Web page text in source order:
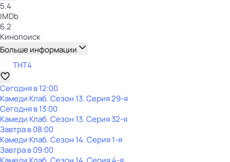
5.4
IMDb
6.2
Кинопоиск
Больше информации
ТНТ4
Сегодня в 12:00
Камеди Клаб. Сезон 13. Серия 29-я
Сегодня в 13:00
Камеди Клаб. Сезон 13. Серия 32-я
Завтра в 08:00
Камеди Клаб. Сезон 14. Серия 1-я
Завтра в 09:00